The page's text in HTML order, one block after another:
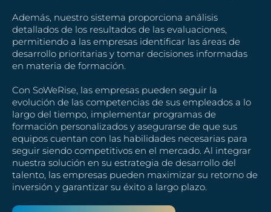
Además, nuestro sistema proporciona análisis
detallados de los resultados de las evaluaciones,
permitiendo a las empresas identificar las áreas de
desarrollo prioritarias y tomar decisiones informadas
en materia de formación.
Con SoWeRise, las empresas pueden seguir la
evolución de las competencias de sus empleados a lo
largo del tiempo, implementar programas de
formación personalizados y asegurarse de que sus
equipos cuentan con las habilidades necesarias para
seguir siendo competitivos en el mercado. Al integrar
nuestra solución en su estrategia de desarrollo del
talento, las empresas pueden maximizar su retorno de
inversión y garantizar su éxito a largo plazo.